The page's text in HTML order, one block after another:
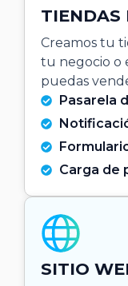
TIENDAS
Creamos tu
tu negocio o
puedas
Pasarela
Carga de
SITIO